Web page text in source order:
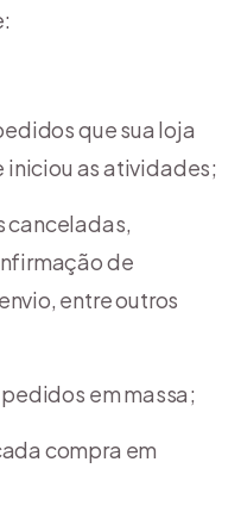
que sua loja
iniciou as atividades;
canceladas,
de
entre outros
em massa;
compra em